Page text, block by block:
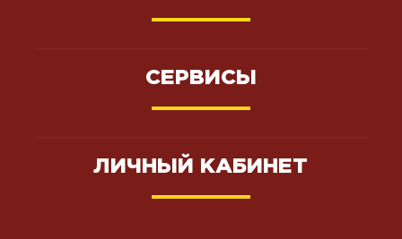
СЕРВИСЫ
ЛИЧНЫЙ КАБИНЕТ